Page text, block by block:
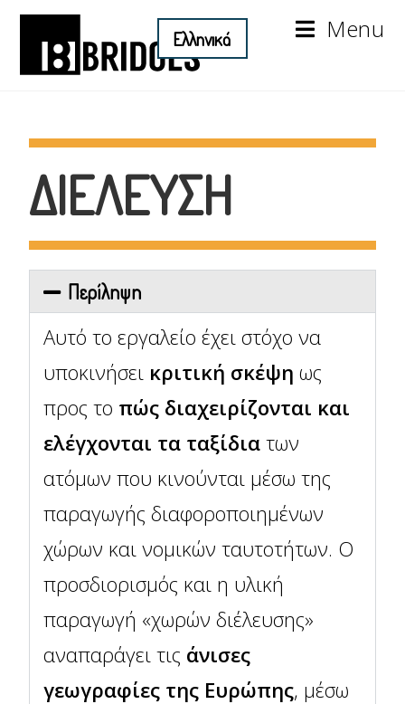
Menu
ΔΙΕΛΕΥΣΗ
Περίληψη
Αυτό το εργαλείο έχει στόχο να
υποκινήσει κριτική σκέψη ως
προς το πώς διαχειρίζονται και
ελέγχονται τα ταξίδιατων
ατόμων που κινούνται μέσω της
παραγωγής διαφοροποιημένων
χώρων και νομικών ταυτοτήτων. Ο
προσδιορισμός και η υλική
παραγωγή «χωρών διέλευσης»
αναπαράγει τις άνισες
γεωγραφίες της Ευρώπης, μέσω